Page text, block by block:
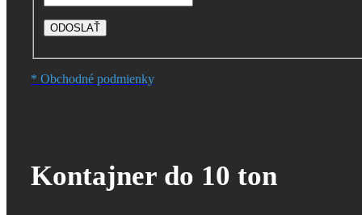
* Obchodné podmienky
Kontajner do 10 ton